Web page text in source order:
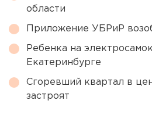
области
Приложение УБРиР
Ребенка на
Екатеринбурге
Сгоревший квартал в
застроят